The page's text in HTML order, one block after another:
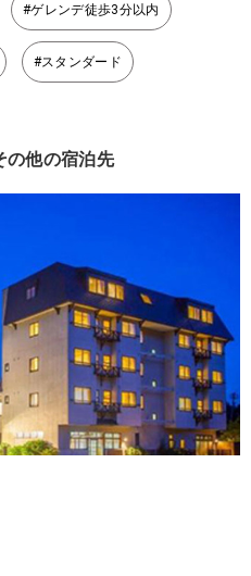
#ゲレンデ徒歩3分以内
#スタンダード
の他の宿泊先